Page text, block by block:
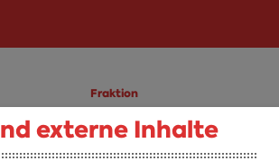
Fraktion
Fraktion
externe Inhalte